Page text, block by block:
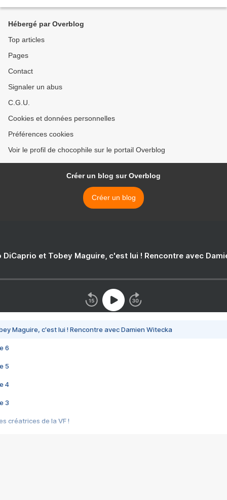
Hébergé par Overblog
Top articles
Pages
Contact
Signaler un abus
C.G.U.
Cookies et données personnelles
Préférences cookies
Voir le profil de chocophile sur le portail Overblog
Créer un blog sur Overblog
Créer un blog
DiCaprio et Tobey Maguire, c'est lui ! Rencontre avec
Maguire, c'est lui ! Rencontre avec Damien Witecka
6
5
4
3
créatrices de la VF !